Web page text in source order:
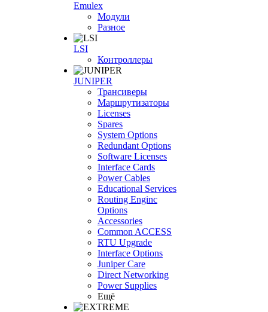
Emulex
Модули
Разное
LSI
Контроллеры
JUNIPER
Трансиверы
Маршрутизаторы
Licenses
Spares
System Options
Redundant Options
Software Licenses
Interface Cards
Power Cables
Educational Services
Routing Enginc
Options
Accessories
Common ACCESS
RTU Upgrade
Interface Options
Juniper Care
Direct Networking
Power Supplies
Ещё